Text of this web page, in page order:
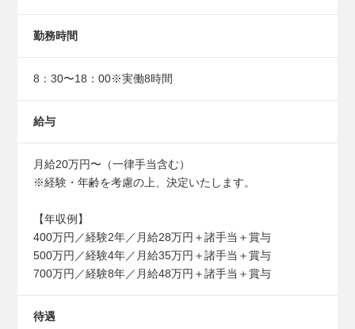
勤務時間
8：30〜18：00※実働8時間
給与
⽉給20万円〜（⼀律⼿当含む）
※経験・年齢を考慮の上、決定いたします。
【年収例】
400万円／経験2年／⽉給28万円＋諸⼿当＋賞与
500万円／経験4年／⽉給35万円＋諸⼿当＋賞与
700万円／経験8年／⽉給48万円＋諸⼿当＋賞与
待遇